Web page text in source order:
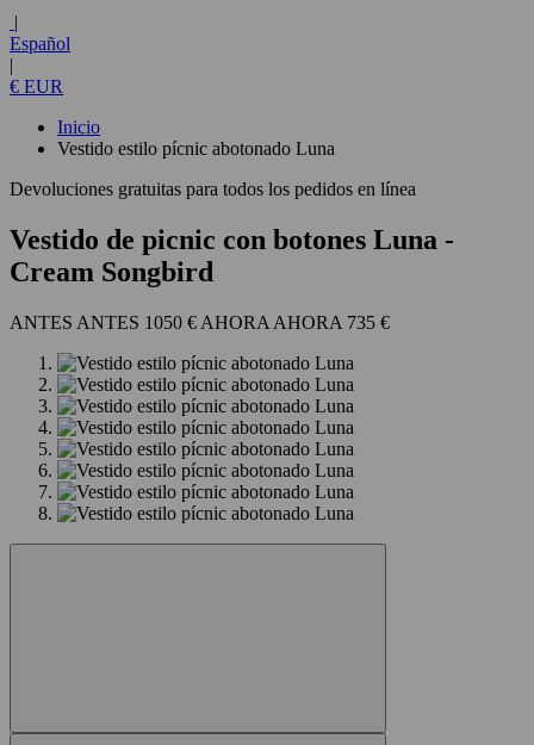
|
Español
|
€ EUR
Inicio
Vestido estilo pícnic abotonado Luna
Devoluciones gratuitas para todos los pedidos en línea
Vestido de picnic con botones Luna -
Cream Songbird
1050 € 735 €